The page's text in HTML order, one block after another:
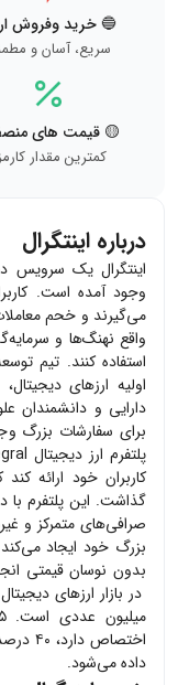
🔵 خرید وفروش
سریع، آسان و
🟡 قیمت های
کمترین مقدار
درباره اینتگرال
اینتگرال یک سرویس
وجود آمده است.
می‌گیرند و خحم
واقع نهنگ‌ها و
استفاده کنند. تیم
اولیه ارزهای
دارایی و دانشمندان
برای سفارشات بزرگ
پلتفرم ارز دیجیتال
کاربران خود ارائه
گذاشت. این پلتفرم با
صرافی‌های متمرکز و
بزرگ خود ایجاد
بدون نوسان قیمتی
داده می‌شود.